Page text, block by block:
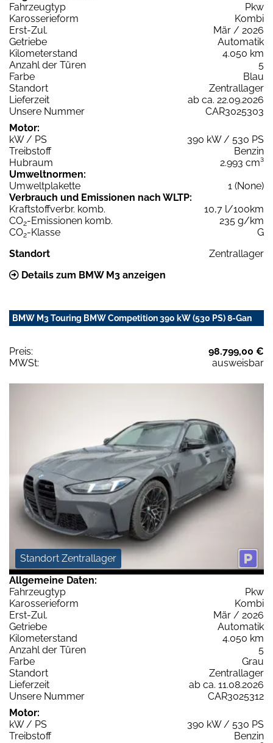
Fahrzeugtyp
Pkw
Karosserieform
Kombi
Erst-Zul.
Mär / 2026
Getriebe
Automatik
Kilometerstand
4.050 km
Anzahl der Türen
5
Farbe
Blau
Standort
Zentrallager
Lieferzeit
ab ca. 22.09.2026
Unsere Nummer
CAR3025303
Motor:
kW / PS
390 kW / 530 PS
Treibstoff
Benzin
Hubraum
2.993 cm³
Umweltnormen:
Umweltplakette
1 (None)
Verbrauch und Emissionen nach WLTP:
Kraftstoffverbr. komb.
10,7 l/100km
CO2-Emissionen komb.
235 g/km
CO2-Klasse
G
Standort
Zentrallager
Details zum BMW M3 anzeigen
BMW M3 Touring BMW Competition 390 kW (530 PS) 8-Gan
Preis:
98.799,00 €
MWSt:
ausweisbar
Standort Zentrallager
Allgemeine Daten:
Fahrzeugtyp
Pkw
Karosserieform
Kombi
Erst-Zul.
Mär / 2026
Getriebe
Automatik
Kilometerstand
4.050 km
Anzahl der Türen
5
Farbe
Grau
Standort
Zentrallager
Lieferzeit
ab ca. 11.08.2026
Unsere Nummer
CAR3025312
Motor:
kW / PS
390 kW / 530 PS
Treibstoff
Benzin